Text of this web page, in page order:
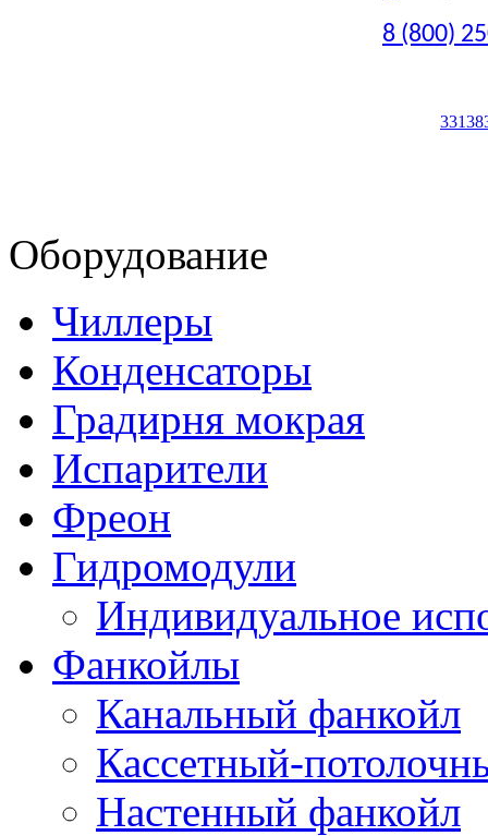
8 (800)
Оборудование
Чиллеры
Конденсаторы
Градирня мокрая
Испарители
Фреон
Гидромодули
Индивидуальное
Фанкойлы
Канальный фанкойл
Кассетный-
Настенный фанкойл